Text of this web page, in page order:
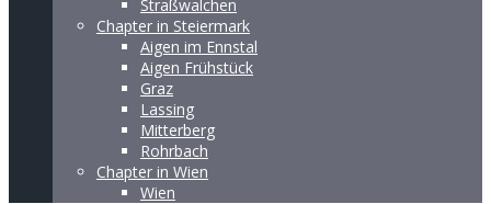
Straßwalchen
Chapter in Steiermark
Aigen im Ennstal
Aigen Frühstück
Graz
Lassing
Mitterberg
Rohrbach
Chapter in Wien
Wien